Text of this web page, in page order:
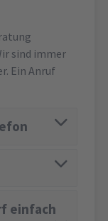
sind immer
Ein Anruf
einfach